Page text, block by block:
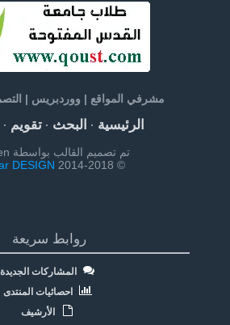
مشرفي المواقع | ووردبريس |
الرئيسية· البحث· تقويم·
تم تصميم القالب بواسطة NetPen:
© 2014-2018
Mishar DESIGN
روابط سريعة
المشاركات الجديدة
احصائيات المنتدى
الأرشيف